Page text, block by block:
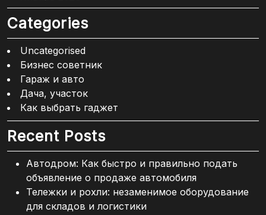
Categories
Uncategorised
Бизнес советник
Гараж и авто
Дача, участок
Как выбрать гаджет
Recent Posts
Автодром: Как быстро и правильно подать
объявление о продаже автомобиля
Тележки и рохли: незаменимое оборудование
для складов и логистики